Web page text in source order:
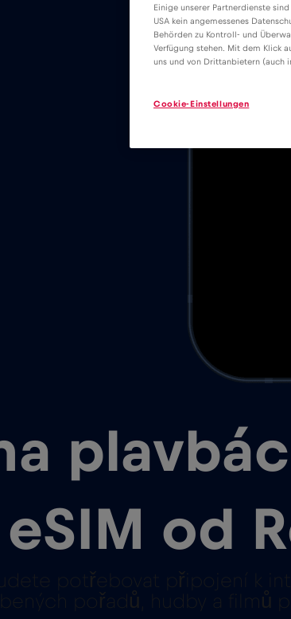
od
potřebovat připojení k
pořadů, hudby a filmů
Einige unserer Partnerdienste
USA kein angemessenes
Behörden zu Kontroll- und
Verfügung stehen. Mit dem Klick
uns und von Drittanbietern (auch
Cookie-Einstellungen